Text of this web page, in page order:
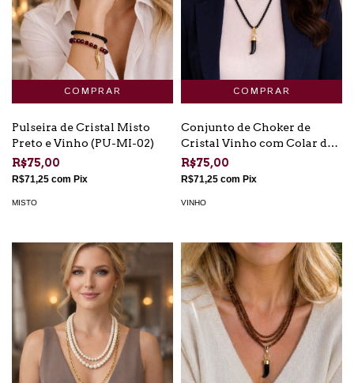
Pulseira de Cristal Misto
Preto e Vinho (PU-MI-02)
R$75,00
R$71,25 com Pix
MISTO
Conjunto de Choker de
Cristal Vinho com Colar de
Cristal Preto (CH-VI-06)
R$75,00
R$71,25 com Pix
VINHO